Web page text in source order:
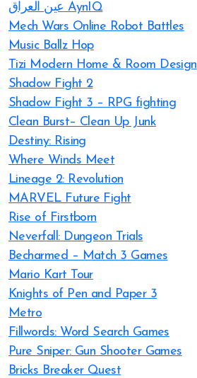
عين العراق AynIQ
Mech Wars Online Robot Battles
Music Ballz Hop
Tizi Modern Home & Room Design
Shadow Fight 2
Shadow Fight 3 – RPG fighting
Clean Burst– Clean Up Junk
Destiny: Rising
Where Winds Meet
Lineage 2: Revolution
MARVEL Future Fight
Rise of Firstborn
Neverfall: Dungeon Trials
Becharmed – Match 3 Games
Mario Kart Tour
Knights of Pen and Paper 3
Metro
Fillwords: Word Search Games
Pure Sniper: Gun Shooter Games
Bricks Breaker Quest